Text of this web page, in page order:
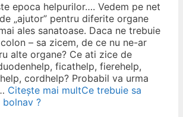
epoca helpurilor…. Vedem pe net
„ajutor” pentru diferite organe
ales sanatoase. Daca ne trebuie
– sa zicem, de ce nu ne-ar
alte organe? Ce ati zice de
ficathelp, fierehelp,
cordhelp? Probabil va urma
Citește mai multCe trebuie sa
?